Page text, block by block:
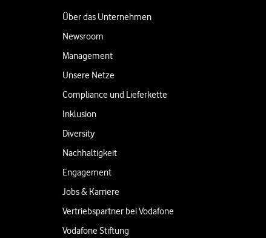
Über das Unternehmen
Newsroom
Management
Unsere Netze
Compliance und Lieferkette
Inklusion
Diversity
Nachhaltigkeit
Engagement
Jobs & Karriere
Vertriebspartner bei Vodafone
Vodafone Stiftung